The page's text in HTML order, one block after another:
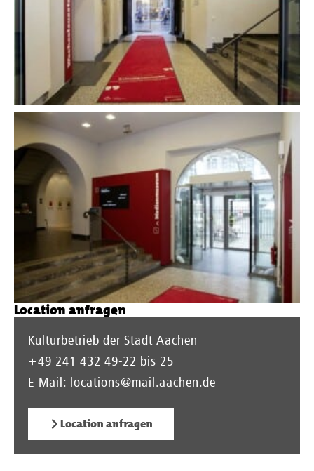
Location anfragen
Kulturbetrieb der Stadt Aachen
+49 241 432 49-22 bis 25
E-Mail: locations@mail.aachen.de
Location anfragen